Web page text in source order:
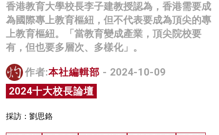
科技
影片
名家榜
灼見活動
關於我們
香港教育大學校長李子建教授認為，香港需要成
為國際專上教育樞紐，但不代表要成為頂尖的專
上教育樞紐。「當教育變成產業，頂尖院校要
有，但也要多層次、多樣化」。
作者:本社編輯部 - 2024-10-09
2024十大校長論壇
採訪：劉思鉻